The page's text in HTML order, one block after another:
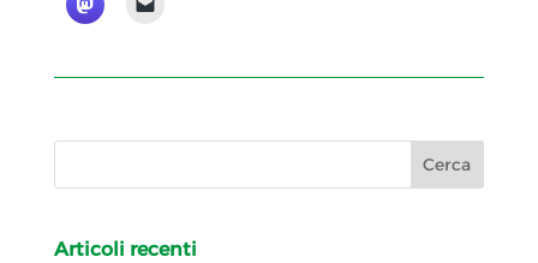
Articoli recenti